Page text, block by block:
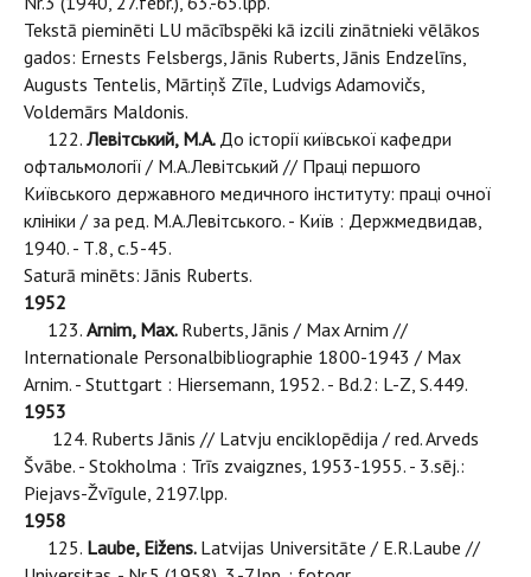
Tekstā pieminēti LU mācībspēki kā izcili zinātnieki vēlākos
gados: Ernests Felsbergs, Jānis Ruberts, Jānis Endzelīns,
Augusts Tentelis, Mārtiņš Zīle, Ludvigs Adamovičs,
Voldemārs Maldonis.
122. Левiтський, М.А. До iсторiï киïвськоï кафедри
офтальмологiï / М.А.Левiтський // Працi першого
Киïвського державного медичного iнституту: працi очноï
клiнiки / за ред. М.А.Левiтського. - Киïв : Держмедвидав,
1940. - Т.8, с.5-45.
Saturā minēts: Jānis Ruberts.
1952
123. Arnim, Max. Ruberts, Jānis / Max Arnim //
Internationale Personalbibliographie 1800-1943 / Max
Arnim. - Stuttgart : Hiersemann, 1952. - Bd.2: L-Z, S.449.
1953
124. Ruberts Jānis // Latvju enciklopēdija / red. Arveds
Švābe. - Stokholma : Trīs zvaigznes, 1953-1955. - 3.sēj.:
Piejavs-Žvīgule, 2197.lpp.
1958
125. Laube, Eižens. Latvijas Universitāte / E.R.Laube //